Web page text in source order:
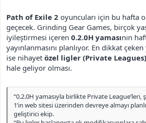
Path of Exile 2 oyuncuları için bu hafta
geçecek. Grinding Gear Games, birçok
iyileştirmesi içeren 0.2.0H yamasının
yayınlanmasını planlıyor. En dikkat
ise nihayet özel ligler (Private Leagues)
hale geliyor olması.
“0.2.0H yamasıyla birlikte Private
1’in web sitesi üzerinden devreye almayı
geliştirici ekip.